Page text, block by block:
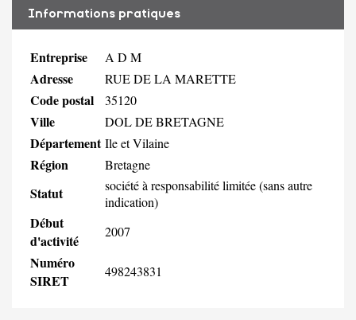
Informations pratiques
Entreprise A D M
Adresse RUE DE LA MARETTE
Code postal 35120
Ville DOL DE BRETAGNE
Département Ile et Vilaine
Région Bretagne
Statut
société à responsabilité limitée (sans autre
indication)
Début
d'activité
2007
Numéro
SIRET
498243831